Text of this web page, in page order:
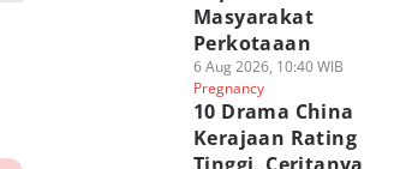
Masyarakat
Perkotaaan
6 Aug 2026, 10:40 WIB
Pregnancy
10 Drama China
Kerajaan Rating